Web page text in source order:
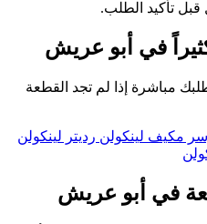
تأكيد الطلب.
في أبو عريش
مباشرة إذا لم تجد القطعة
مكيف لينكولن رديتر لينكولن
في أبو عريش